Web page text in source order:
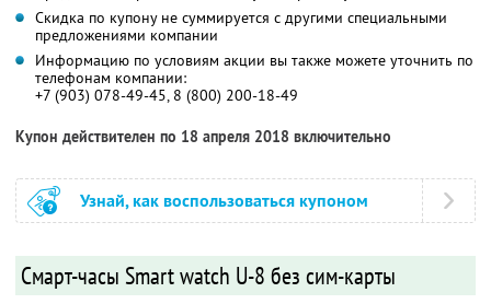
Скидка по купону не суммируется с другими специальными
предложениями компании
Информацию по условиям акции вы также можете уточнить по
телефонам компании:
+7 (903) 078-49-45, 8 (800) 200-18-49
Купон действителен по 18 апреля 2018 включительно
Узнай, как воспользоваться купоном
Смарт-часы Smart watch U-8 без сим-карты